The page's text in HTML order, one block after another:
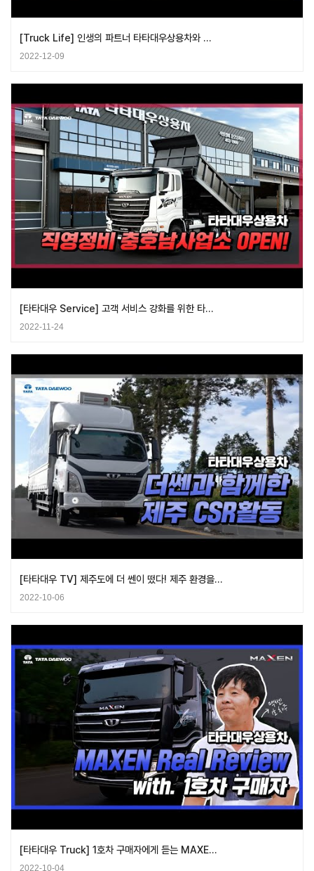
[Truck Life] 인생의 파트너 타타대우상용차와 …
2022-12-09
[타타대우 Service] 고객 서비스 강화를 위한 타…
2022-11-24
[타타대우 TV] 제주도에 더 쎈이 떴다! 제주 환경을…
2022-10-06
[타타대우 Truck] 1호차 구매자에게 듣는 MAXE…
2022-10-04